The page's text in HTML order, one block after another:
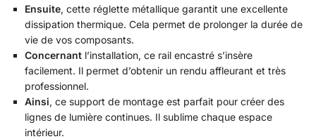
Ensuite, cette réglette métallique garantit une excellente
dissipation thermique. Cela permet de prolonger la durée de
vie de vos composants.
Concernant l’installation, ce rail encastré s’insère
facilement. Il permet d’obtenir un rendu affleurant et très
professionnel.
Ainsi, ce support de montage est parfait pour créer des
lignes de lumière continues. Il sublime chaque espace
intérieur.